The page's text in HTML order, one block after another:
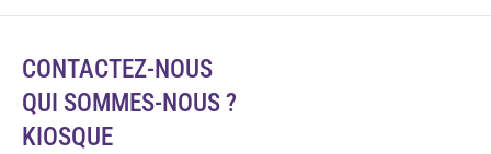
CONTACTEZ-NOUS
QUI SOMMES-NOUS ?
KIOSQUE